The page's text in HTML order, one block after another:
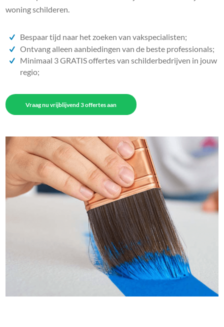
woning schilderen.
Bespaar tijd naar het zoeken van vakspecialisten;
Ontvang alleen aanbiedingen van de beste professionals;
Minimaal 3 GRATIS offertes van schilderbedrijven in jouw
regio;
Vraag nu vrijblijvend 3 offertes aan